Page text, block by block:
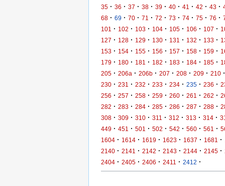
35 · 36 · 37 · 38 · 39 · 40 · 41 · 42 · 43 ·
68 · 69 · 70 · 71 · 72 · 73 · 74 · 75 · 76 ·
101
· 102 · 103 · 104 · 105 · 106 · 107 ·
127 · 128 · 129 · 130 · 131 · 132 · 133 ·
153 · 154 · 155 · 156 · 157 · 158 · 159 ·
179 · 180 · 181 · 182 · 183 · 184 · 185 ·
205 · 206a · 206b · 207 · 208 · 209 · 210 ·
230 · 231 · 232 · 233 · 234 · 235 · 236 ·
256 · 257 · 258 · 259 · 260 · 261 · 262 ·
282 · 283 · 284 · 285 · 286 · 287 · 288 ·
308 · 309 · 310 · 311 · 312 · 313 · 314 ·
449 · 451 · 501 · 502 · 542 · 560 · 561 ·
1604 · 1614 · 1619 · 1623 · 1637 · 1681 ·
2140 · 2141 · 2142 · 2143 · 2144 · 2145 ·
2404 · 2405 · 2406 · 2411 · 2412 ·